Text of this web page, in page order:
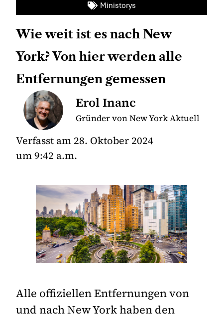
Ministorys
Wie weit ist es nach New
York? Von hier werden alle
Entfernungen gemessen
Erol Inanc
Gründer von New York Aktuell
Verfasst am 28. Oktober 2024
um9:42 a.m.
Alle offiziellen Entfernungen von
und nach New York haben den